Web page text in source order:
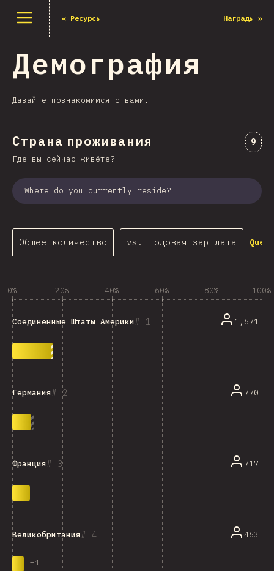
Открыть меню
« Ресурсы Награды »
Демография
Давайте познакомимся с вами.
Страна проживания 9
Где вы сейчас живёте?
Where do you currently reside?
Общее количество vs. Годовая зарплата
0% 20% 40% 60% 80% 100%
1
Соединённые Штаты Америки 1,671
2
Германия 770
3
Франция 717
4
Великобритания
+1
463